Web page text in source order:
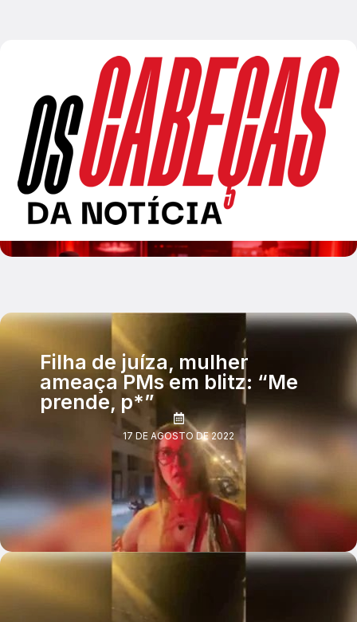
Filha de juíza, mulher
ameaça PMs em blitz: “Me
prende, p*”
17 DE AGOSTO DE 2022